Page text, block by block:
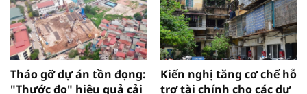
Tháo gỡ dự án tồn đọng:
"Thước đo" hiệu quả cải
Kiến nghị tăng cơ chế hỗ
trợ tài chính cho các dự